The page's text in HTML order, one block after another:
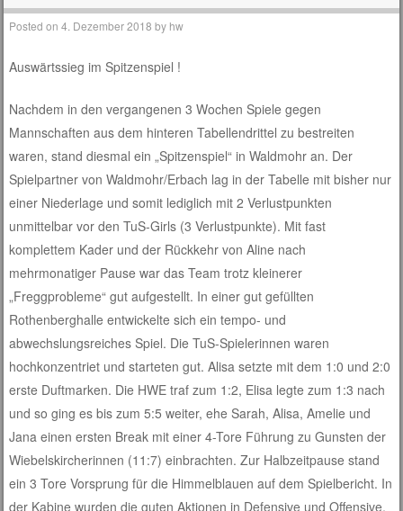
Posted on4. Dezember 2018 by hw
Auswärtssieg im Spitzenspiel !
Nachdem in den vergangenen 3 Wochen Spiele gegen
Mannschaften aus dem hinteren Tabellendrittel zu bestreiten
waren, stand diesmal ein „Spitzenspiel“ in Waldmohr an. Der
Spielpartner von Waldmohr/Erbach lag in der Tabelle mit bisher nur
einer Niederlage und somit lediglich mit 2 Verlustpunkten
unmittelbar vor den TuS-Girls (3 Verlustpunkte). Mit fast
komplettem Kader und der Rückkehr von Aline nach
mehrmonatiger Pause war das Team trotz kleinerer
„Freggprobleme“ gut aufgestellt. In einer gut gefüllten
Rothenberghalle entwickelte sich ein tempo- und
abwechslungsreiches Spiel. Die TuS-Spielerinnen waren
hochkonzentriet und starteten gut. Alisa setzte mit dem 1:0 und 2:0
erste Duftmarken. Die HWE traf zum 1:2, Elisa legte zum 1:3 nach
und so ging es bis zum 5:5 weiter, ehe Sarah, Alisa, Amelie und
Jana einen ersten Break mit einer 4-Tore Führung zu Gunsten der
Wiebelskircherinnen (11:7) einbrachten. Zur Halbzeitpause stand
ein 3 Tore Vorsprung für die Himmelblauen auf dem Spielbericht. In
der Kabine wurden die guten Aktionen in Defensive und Offensive,